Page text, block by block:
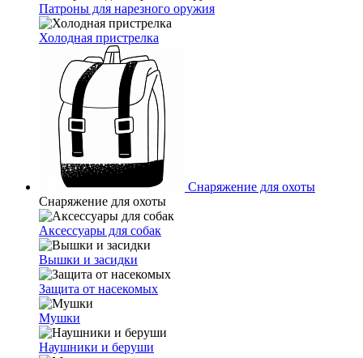
Патроны для нарезного оружия
Холодная пристрелка
Снаряжение для охоты
Снаряжение для охоты
Аксессуары для собак
Вышки и засидки
Защита от насекомых
Мушки
Наушники и беруши